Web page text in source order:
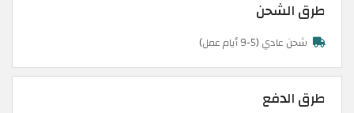
طرق الشحن
شحن عادي (5-9 أيام عمل)
طرق الدفع